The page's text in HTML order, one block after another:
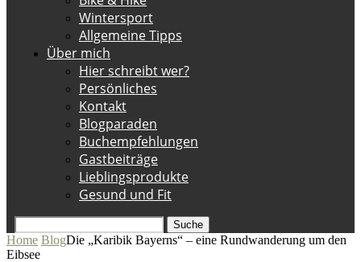
Wintersport
Allgemeine Tipps
Über mich
Hier schreibt wer?
Persönliches
Kontakt
Blogparaden
Buchempfehlungen
Gastbeiträge
Lieblingsprodukte
Gesund und Fit
Suche
Home BlogDie „Karibik Bayerns“ – eine Rundwanderung um den
Eibsee